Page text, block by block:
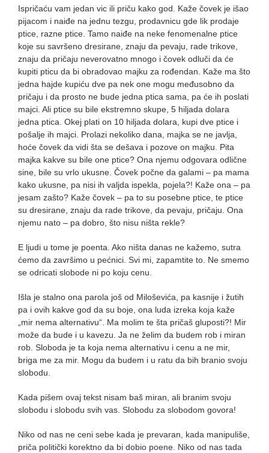
Ispričaću vam jedan vic ili priču kako god. Kaže čovek je išao
pijacom i naiđe na jednu tezgu, prodavnicu gde lik prodaje
ptice, razne ptice. Tamo naiđe na neke fenomenalne ptice
koje su savršeno dresirane, znaju da pevaju, rade trikove,
znaju da pričaju neverovatno mnogo i čovek odluči da će
kupiti pticu da bi obradovao majku za rođendan. Kaže ma što
jedna hajde kupiću dve pa nek one mogu međusobno da
pričaju i da prosto ne bude jedna ptica sama, pa će ih poslati
majci. Ali ptice su bile ekstremno skupe, 5 hiljada dolara
jedna ptica. Okej plati on 10 hiljada dolara, kupi dve ptice i
pošalje ih majci. Prolazi nekoliko dana, majka se ne javlja,
hoće čovek da vidi šta se dešava i pozove on majku. Pita
majka kakve su bile one ptice? Ona njemu odgovara odlične
sine, bile su vrlo ukusne. Čovek počne da galami – pa mama
kako ukusne, pa nisi ih valjda ispekla, pojela?! Kaže ona – pa
jesam zašto? Kaže čovek – pa to su posebne ptice, te ptice
su dresirane, znaju da rade trikove, da pevaju, pričaju. Ona
njemu nato – pa dobro, što nisu ništa rekle?
E ljudi u tome je poenta. Ako ništa danas ne kažemo, sutra
ćemo da završimo u pećnici. Svi mi, zapamtite to. Ne smemo
se odricati slobode ni po koju cenu.
Išla je stalno ona parola još od Miloševića, pa kasnije i žutih
pa i ovih kakve god da su boje, ona luda izreka koja kaže
„mir nema alternativu“. Ma molim te šta pričaš gluposti?! Mir
može da bude i u kavezu. Ja ne želim da budem rob i miran
rob. Sloboda je ta koja nema alternativu i cenu a ne mir,
briga me za mir. Mogu da budem i u ratu da bih branio svoju
slobodu.
Kada pišem ovaj tekst nisam baš miran, ali branim svoju
slobodu i slobodu svih vas. Slobodu za slobodom govora!
Niko od nas ne ceni sebe kada je prevaran, kada manipuliše,
priča politički korektno da bi dobio poene. Niko od nas tada